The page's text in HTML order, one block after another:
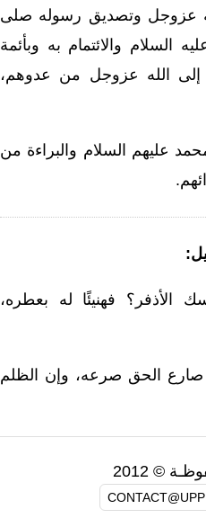
عزوجل وتصديق رسوله صلى
السلام والائتمام به وبأئمة
إلى الله عزوجل من عدوهم،
عليهم السلام والبراءة من
الأذفر؟ فهنيئًا له بعطره،
الحق صرعه، وإن الظلم
© 2012